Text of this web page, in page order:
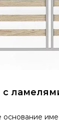
с
основание